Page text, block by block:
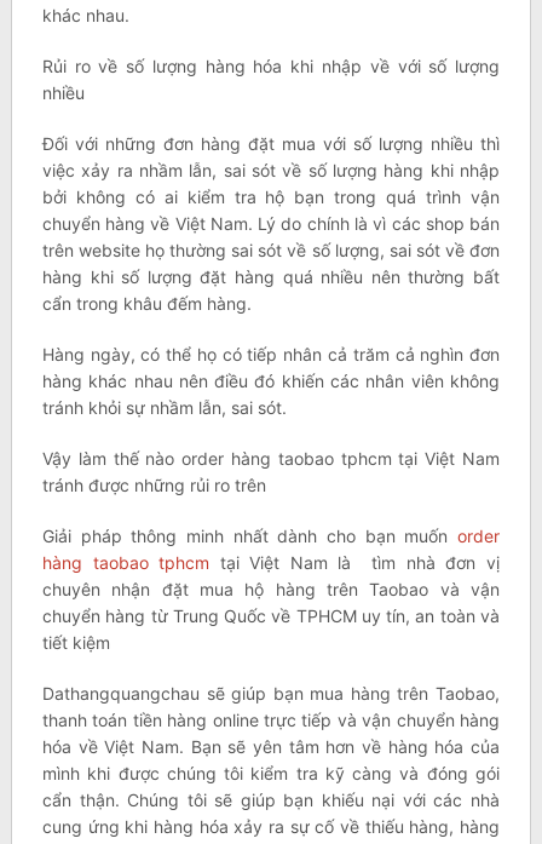
khác nhau.
Rủi ro về số lượng hàng hóa khi nhập về với số lượng
nhiều
Đối với những đơn hàng đặt mua với số lượng nhiều thì
việc xảy ra nhầm lẫn, sai sót về số lượng hàng khi nhập
bởi không có ai kiểm tra hộ bạn trong quá trình vận
chuyển hàng về Việt Nam. Lý do chính là vì các shop bán
trên website họ thường sai sót về số lượng, sai sót về đơn
hàng khi số lượng đặt hàng quá nhiều nên thường bất
cẩn trong khâu đếm hàng.
Hàng ngày, có thể họ có tiếp nhân cả trăm cả nghìn đơn
hàng khác nhau nên điều đó khiến các nhân viên không
tránh khỏi sự nhầm lẫn, sai sót.
Vậy làm thế nào order hàng taobao tphcm tại Việt Nam
tránh được những rủi ro trên
Giải pháp thông minh nhất dành cho bạn muốnorder
hàng taobao tphcm tại Việt Nam là tìm nhà đơn vị
chuyên nhận đặt mua hộ hàng trên Taobao và vận
chuyển hàng từ Trung Quốc về TPHCM uy tín, an toàn và
tiết kiệm
Dathangquangchau sẽ giúp bạn mua hàng trên Taobao,
thanh toán tiền hàng online trực tiếp và vận chuyển hàng
hóa về Việt Nam. Bạn sẽ yên tâm hơn về hàng hóa của
mình khi được chúng tôi kiểm tra kỹ càng và đóng gói
cẩn thận. Chúng tôi sẽ giúp bạn khiếu nại với các nhà
cung ứng khi hàng hóa xảy ra sự cố về thiếu hàng, hàng